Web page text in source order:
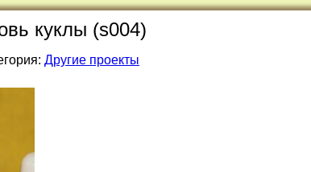
куклы (s004)
Другие проекты